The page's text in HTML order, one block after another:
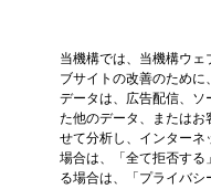
当機構では、当機構ウ
ブサイトの改善のため
データは、広告配信、ソ
た他のデータ、または
せて分析し、インターネ
場合は、「全て拒否す
る場合は、「プライバ